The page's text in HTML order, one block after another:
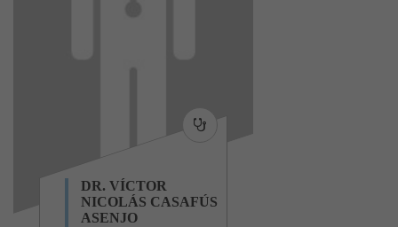
DR. VÍCTOR
NICOLÁS CASAFÚS
ASENJO